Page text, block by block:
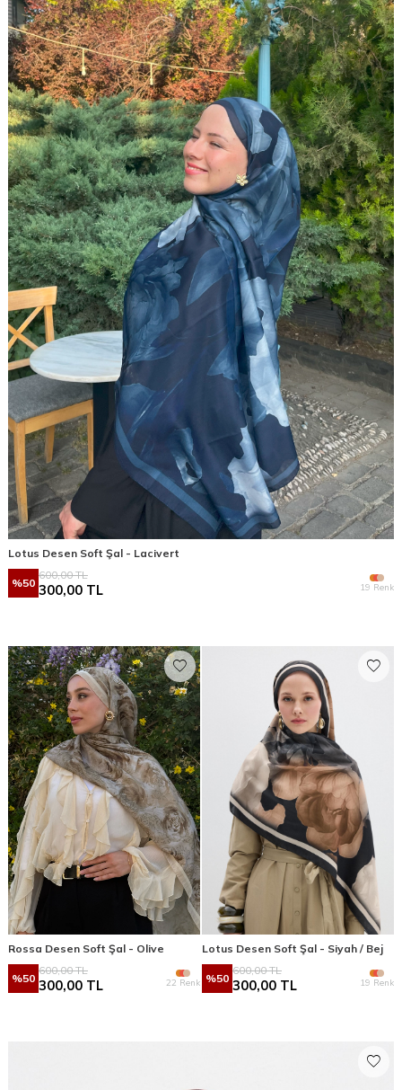
Lotus Desen Soft Şal - Lacivert
%50
600,00TL
300,00 TL 19 Renk
Rossa Desen Soft Şal - Olive
%50
600,00TL
300,00 TL 22 Renk
Lotus Desen Soft Şal - Siyah / Bej
%50
600,00TL
300,00 TL 19 Renk